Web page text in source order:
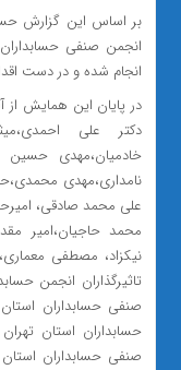
بر اساس این گزارش
انجمن صنفی
انجام شده و در دست
در پایان این همایش از
دکتر علی
خادمیان،مهدی حسین
نامداری،مهدی
علی محمد صادقی،
محمد حاجیان،امیر
نیکزاد، مصطفی
تاثیرگذاران انجمن
صنفی حسابداران
حسابداران استان
صنفی حسابداران